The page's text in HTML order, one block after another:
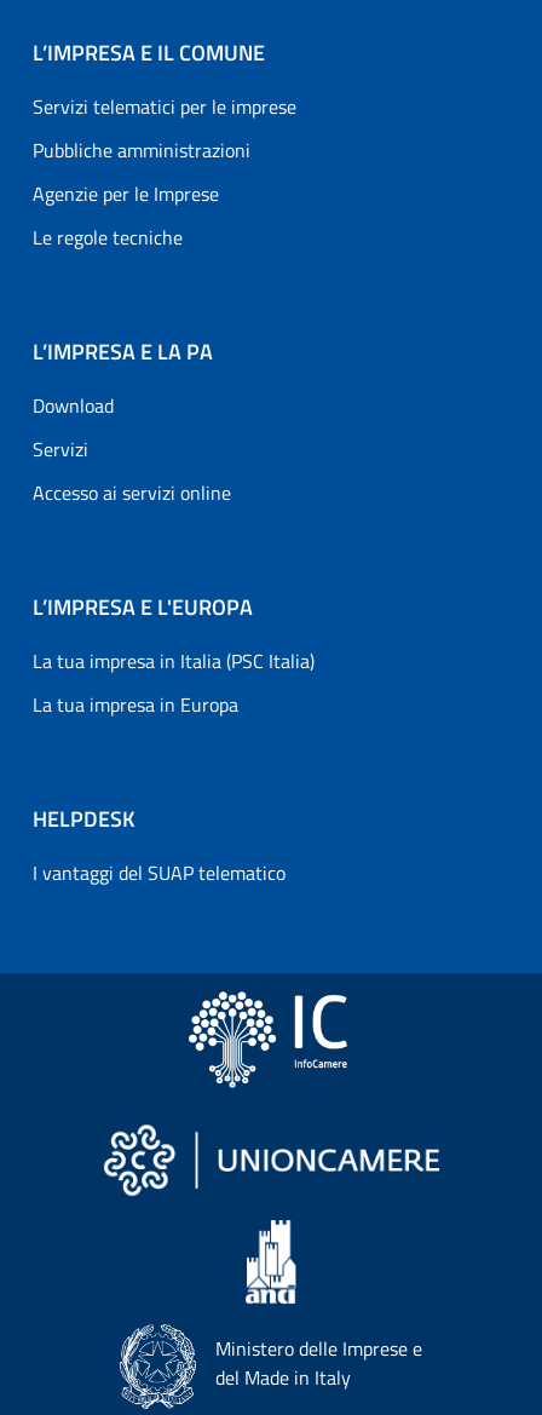
L’IMPRESA E IL COMUNE
Servizi telematici per le imprese
Pubbliche amministrazioni
Agenzie per le Imprese
Le regole tecniche
L’IMPRESA E LA PA
Download
Servizi
Accesso ai servizi online
L’IMPRESA E L'EUROPA
La tua impresa in Italia (PSC Italia)
La tua impresa in Europa
HELPDESK
I vantaggi del SUAP telematico
Ministero delle Imprese e
del Made in Italy